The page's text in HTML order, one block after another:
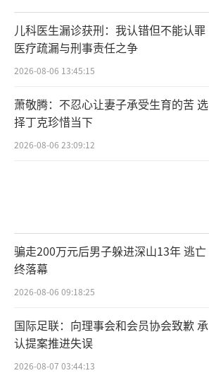
儿科医生漏诊获刑：我认错但不能认罪
医疗疏漏与刑事责任之争
2026-08-06 13:45:15
萧敬腾：不忍心让妻子承受生育的苦 选
择丁克珍惜当下
2026-08-06 23:09:12
骗走200万元后男子躲进深山13年 逃亡
终落幕
2026-08-06 09:18:25
国际足联：向理事会和会员协会致歉 承
认提案推进失误
2026-08-07 03:44:13